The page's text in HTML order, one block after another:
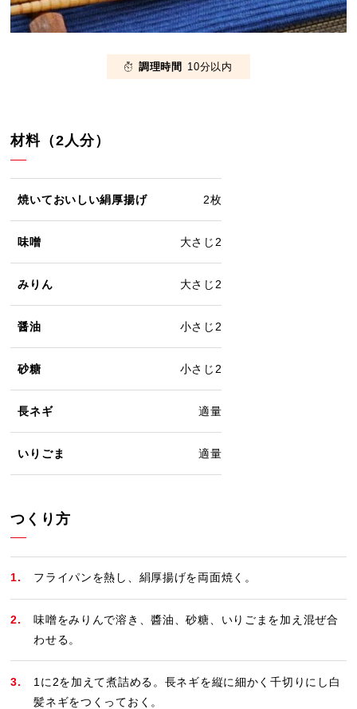
調理時間 10分以内
材料（2人分）
焼いておいしい絹厚揚げ 2枚
味噌 大さじ2
みりん 大さじ2
醤油 小さじ2
砂糖 小さじ2
長ネギ 適量
いりごま 適量
つくり方
フライパンを熱し、絹厚揚げを両面焼く。
味噌をみりんで溶き、醬油、砂糖、いりごまを加え混ぜ合
わせる。
1に2を加えて煮詰める。長ネギを縦に細かく千切りにし白
髪ネギをつくっておく。